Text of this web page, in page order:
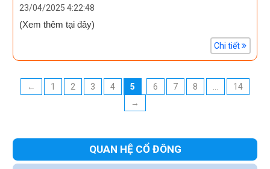
23/04/2025 4:22:48
(Xem thêm tại đây)
Chi tiết
← 1 2 3 4 5 6 7 8
14
→
QUAN HỆ CỔ ĐÔNG